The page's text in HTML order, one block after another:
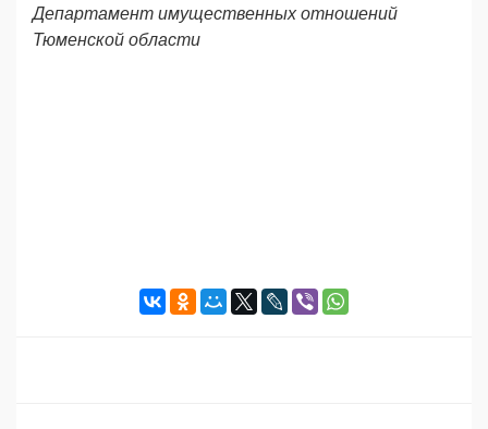
Департамент имущественных отношений
Тюменской области